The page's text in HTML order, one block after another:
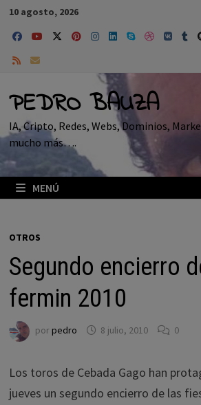
Saltar
contenido
10 agosto, 2026
PEDRO BAUZA
IA, Cripto, Redes, Webs, Dominios,
mucho más….
MENÚ
OTROS
Segundo encierro
fermin 2010
porpedro 8 julio, 2010 0
Los toros de Cebada Gago han
jueves un segundo encierro de las